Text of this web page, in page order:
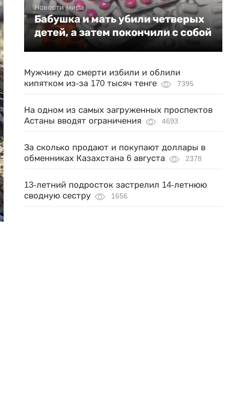
Новости мира
Бабушка и мать убили четверых
детей, а затем покончили с собой
Мужчину до смерти избили и облили
кипятком из-за 170 тысяч тенге
7395
На одном из самых загруженных проспектов
Астаны вводят ограничения
4693
За сколько продают и покупают доллары в
обменниках Казахстана 6 августа
2378
13-летний подросток застрелил 14-летнюю
сводную сестру
1656